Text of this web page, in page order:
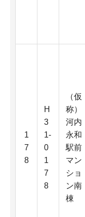
1
7
8
H
3
1-
0
1
7
8
（仮
称）
河内
永和
駅前
マン
ショ
ン南
棟